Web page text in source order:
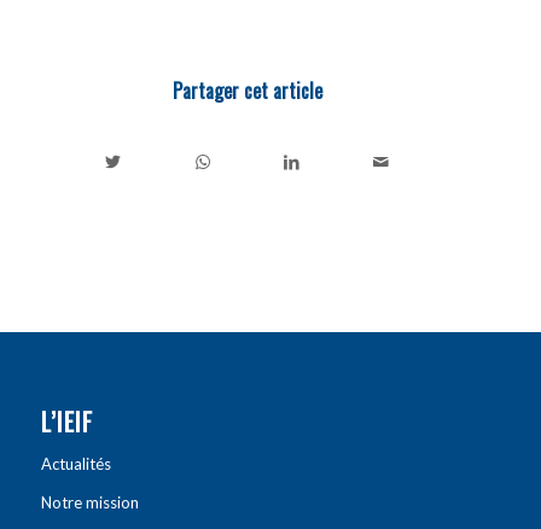
Partager cet article
L’IEIF
Actualités
Notre mission